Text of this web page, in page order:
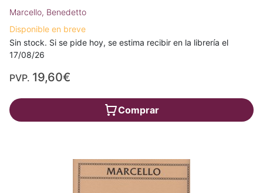
Marcello, Benedetto
Disponible en breve
Sin stock. Si se pide hoy, se estima recibir en la librería el
17/08/26
PVP. 19,60€
Comprar